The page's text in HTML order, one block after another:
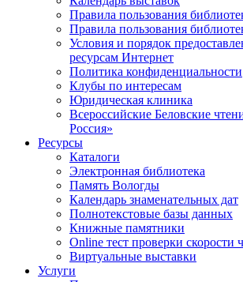
Правила пользования
Правила пользования
Условия и порядок
ресурсам Интернет
Политика конфиденциальности
Клубы по интересам
Юридическая клиника
Всероссийские Беловские
Россия»
Ресурсы
Каталоги
Электронная библиотека
Память Вологды
Календарь знаменательных дат
Полнотекстовые базы данных
Книжные памятники
Online тест проверки скорости
Виртуальные выставки
Услуги